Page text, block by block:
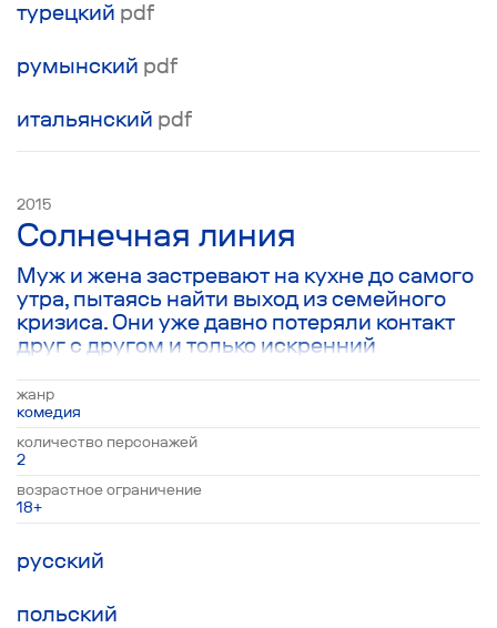
турецкий pdf
румынский pdf
итальянский pdf
Солнечная линия
2015
Муж и жена застревают на кухне до самого
утра, пытаясь найти выход из семейного
кризиса. Они уже давно потеряли контакт
друг с другом и только искренний
привычные роли и представления о
семейной жизни способен дать их
отношениям новый импульс и помочь
пересечь солнечную линию, символически
разделяющую пространство между ними. В
итоге из простой семейной темы пьеса
переходит к разговору о самом актуальном
вопросе сегодняшнего дня - проблеме
коммуникации между живыми существами
на этой планете.
жанр
комедия
количество персонажей
2
возрастное ограничение
18+
русский
польский